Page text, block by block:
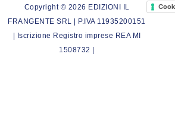
Copyright © 2026 EDIZIONI IL
FRANGENTE SRL | P.IVA 11935200151
| Iscrizione Registro imprese REA MI
1508732 |